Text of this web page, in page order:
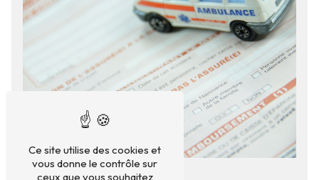
Ce site utilise des cookies et
vous donne le contrôle sur
ceux que vous souhaitez